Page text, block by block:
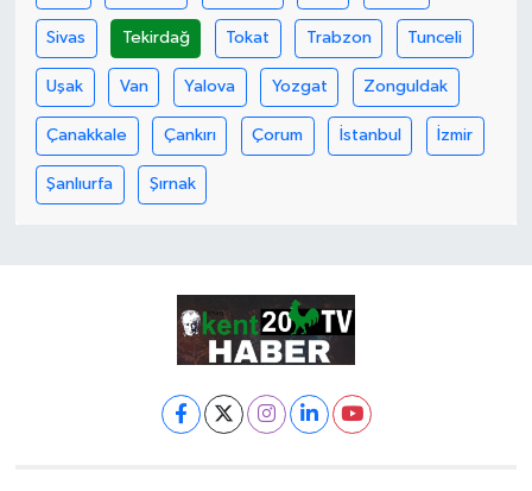
Sivas Tekirdağ Tokat Trabzon Tunceli
Uşak Van Yalova Yozgat Zonguldak
Çanakkale Çankırı Çorum İstanbul İzmir
Şanlıurfa Şırnak